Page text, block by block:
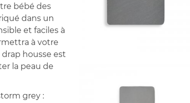
bébé des
dans un
et faciles à
à votre
housse est
la peau de
grey :